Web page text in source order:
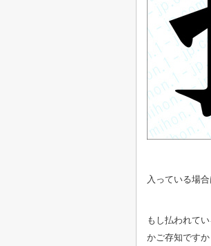
入っている場合
もし払われて
かご存知ですか